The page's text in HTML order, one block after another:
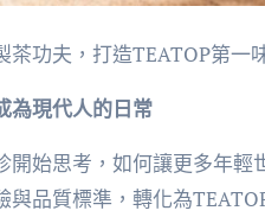
功夫，打造TEATOP第一
為現代人的日常
開始思考，如何讓更多年
與品質標準，轉化為